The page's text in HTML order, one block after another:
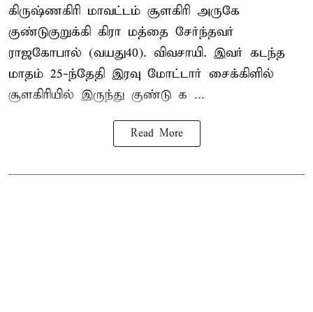
கிருஷ்ணகிரி மாவட்டம் சூளகிரி அருகே
குண்டுகுறுக்கி கிரா மத்தை சேர்ந்தவர்
ராஜகோபால் (வயது40). விவசாயி. இவர் கடந்த
மாதம் 25-ந்தேதி இரவு மோட்டார் சைக்கிளில்
சூளகிரியில் இருந்து குண்டு க ...
Read More